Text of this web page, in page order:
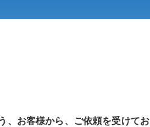
、お客様から、ご依頼を受けてお